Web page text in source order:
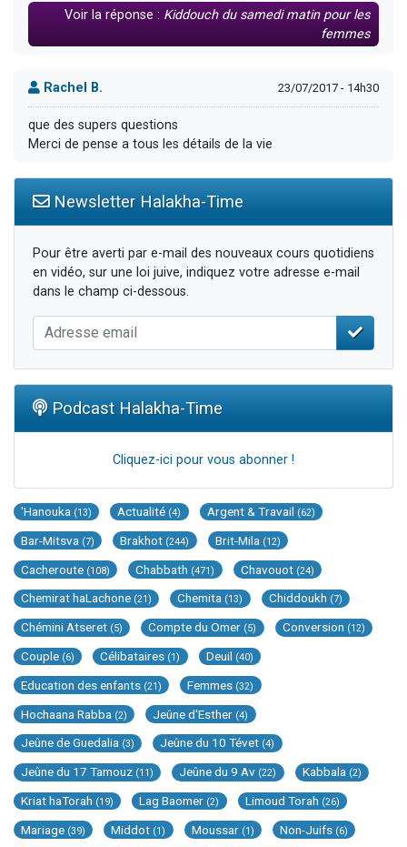
Voir la réponse : Kiddouch du samedi matin pour les
femmes
Rachel B. 23/07/2017 - 14h30
que des supers questions
Merci de pense a tous les détails de la vie
Newsletter Halakha-Time
Pour être averti par e-mail des nouveaux cours quotidiens
en vidéo, sur une loi juive, indiquez votre adresse e-mail
dans le champ ci-dessous.
Podcast Halakha-Time
Cliquez-ici pour vous abonner !
'Hanouka (13) Actualité (4) Argent & Travail (62)
Bar-Mitsva (7) Brakhot (244) Brit-Mila (12)
Cacheroute (108) Chabbath (471) Chavouot (24)
Chemirat haLachone (21) Chemita (13) Chiddoukh (7)
Chémini Atseret (5) Compte du Omer (5) Conversion (12)
Couple (6) Célibataires (1) Deuil (40)
Education des enfants (21) Femmes (32)
Hochaana Rabba (2) Jeûne d'Esther (4)
Jeûne de Guedalia (3) Jeûne du 10 Tévet (4)
Jeûne du 17 Tamouz (11) Jeûne du 9 Av (22) Kabbala (2)
Kriat haTorah (19) Lag Baomer (2) Limoud Torah (26)
Mariage (39) Middot (1) Moussar (1) Non-Juifs (6)